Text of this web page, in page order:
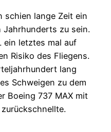
schien lange Zeit ein
Jahrhunderts zu sein.
ein letztes mal auf
Risiko des Fliegens.
lang
Schweigen zu dem
Boeing 737 MAX mit